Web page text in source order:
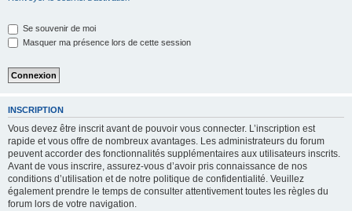
Se souvenir de moi
Masquer ma présence lors de cette session
INSCRIPTION
Vous devez être inscrit avant de pouvoir vous connecter. L’inscription est
rapide et vous offre de nombreux avantages. Les administrateurs du forum
peuvent accorder des fonctionnalités supplémentaires aux utilisateurs inscrits.
Avant de vous inscrire, assurez-vous d’avoir pris connaissance de nos
conditions d’utilisation et de notre politique de confidentialité. Veuillez
également prendre le temps de consulter attentivement toutes les règles du
forum lors de votre navigation.